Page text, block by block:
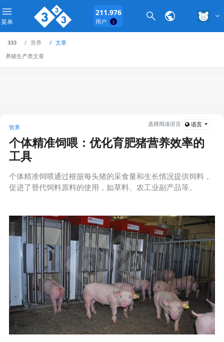
菜单
211.976
用户
333 营养
文章
养猪生产类文章
选择阅读语言 语言
营养
个体精准饲喂：优化育肥猪营养效率的
工具
个体精准饲喂通过根据每头猪的采食量和生长情况提供饲料，
促进了替代饲料原料的使用，如草料、农工业副产品等。